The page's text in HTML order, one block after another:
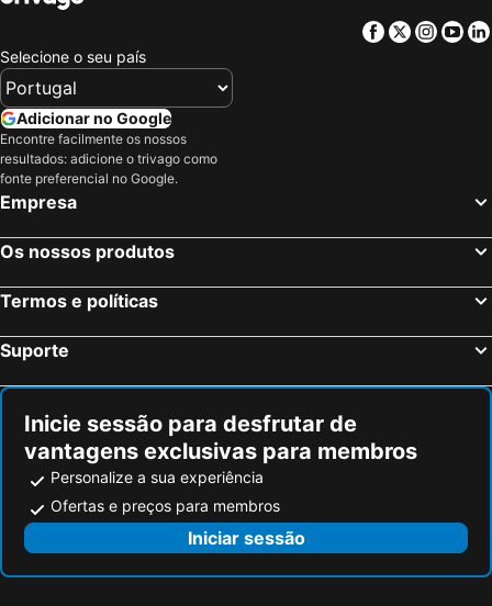
Parque da Natureza de Cabárceno
Centro de Interpretación del Litoral
Las Arenas
Complejo kárstico de Orbaneja del Castillo
Aramón-Panticosa
National Park of Ordesa and Mount Perdido
Bardenas Reales
Laurel
Bodegas Elciego-Marqués de Riscal
Basilique Saint Pie X
Catedral de Burgos
Estación de esquí de Candanchú
Altamira
Plaza de Toros de Zaragoza
Playa La Concha
Amara Berri
Behobia - San Sebastian
Adurtza
Marqués de Riscal
Pabellón de Hielo
San Juan de Gaztelugatxe
Bilbao BBK Live
Centro Histórico
Aeroporto de Pamplona
La Morea
Reyno de Navarra
Facebook
Twitter
Selecione o seu país
Adicionar no Google
Encontre facilmente os nossos
resultados: adicione o trivago como
fonte preferencial no Google.
Empresa
Os nossos produtos
Termos e políticas
Suporte
Inicie sessão para desfrutar de
vantagens exclusivas para membros
Personalize a sua experiência
Ofertas e preços para membros
Iniciar sessão